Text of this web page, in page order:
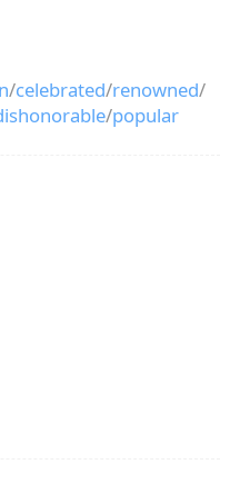
/celebrated/renowned/
/popular